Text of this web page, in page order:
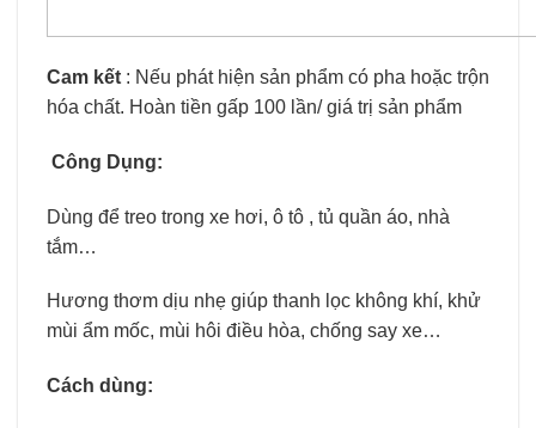
Cam kết : Nếu phát hiện sản phẩm có pha hoặc trộn
hóa chất. Hoàn tiền gấp 100 lần/ giá trị sản phẩm
Công Dụng:
Dùng để treo trong xe hơi, ô tô , tủ quần áo, nhà
tắm…
Hương thơm dịu nhẹ giúp thanh lọc không khí, khử
mùi ẩm mốc, mùi hôi điều hòa, chống say xe…
Cách dùng: